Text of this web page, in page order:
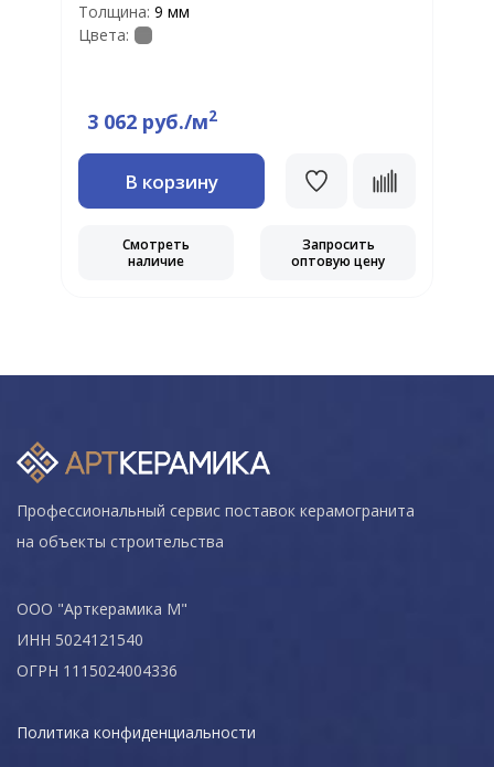
Толщина: 9 мм
Цвета:
3 062 руб./м2
В корзину
Смотреть
наличие
Запросить
оптовую цену
Профессиональный сервис поставок керамогранита
на объекты строительства
ООО "Арткерамика М"
ИНН 5024121540
ОГРН 1115024004336
Политика конфиденциальности